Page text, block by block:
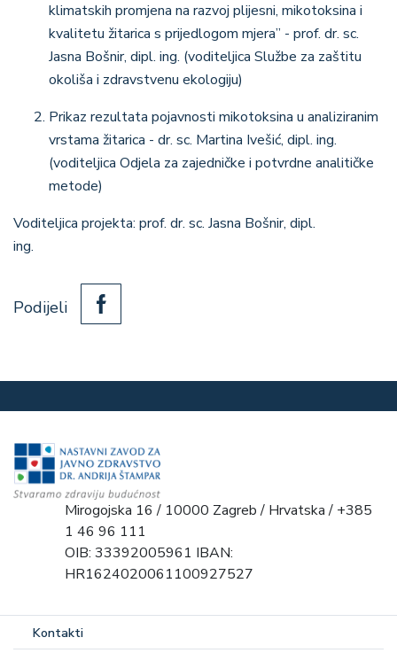
klimatskih promjena na razvoj plijesni, mikotoksina i
kvalitetu žitarica s prijedlogom mjera” - prof. dr. sc.
Jasna Bošnir, dipl. ing. (voditeljica Službe za zaštitu
okoliša i zdravstvenu ekologiju)
Prikaz rezultata pojavnosti mikotoksina u analiziranim
vrstama žitarica - dr. sc. Martina Ivešić, dipl. ing.
(voditeljica Odjela za zajedničke i potvrdne analitičke
metode)
Voditeljica projekta: prof. dr. sc. Jasna Bošnir, dipl.
ing.
Podijeli
Mirogojska 16 / 10000 Zagreb / Hrvatska / +385
1 46 96 111
OIB: 33392005961 IBAN:
HR1624020061100927527
Kontakti